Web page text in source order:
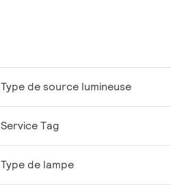
Type de source lumineuse
Service Tag
Type de lampe